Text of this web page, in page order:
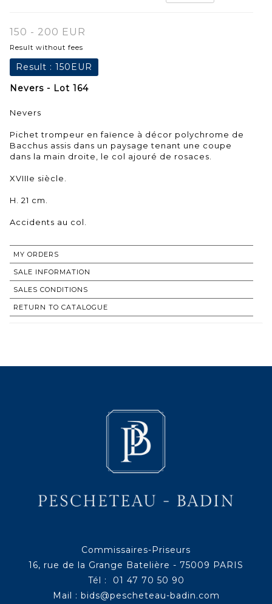
150 - 200 EUR
Result without fees
Result : 150EUR
Nevers - Lot 164
Nevers
Pichet trompeur en faïence à décor polychrome de
Bacchus assis dans un paysage tenant une coupe
dans la main droite, le col ajouré de rosaces.
XVIIIe siècle.
H. 21 cm.
Accidents au col.
MY ORDERS
SALE INFORMATION
SALES CONDITIONS
RETURN TO CATALOGUE
Commissaires-Priseurs
16, rue de la Grange Batelière - 75009 PARIS
Tél : 01 47 70 50 90
Mail : bids@pescheteau-badin.com